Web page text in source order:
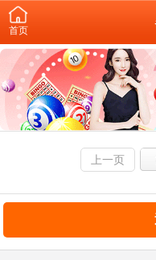
首页
上一页